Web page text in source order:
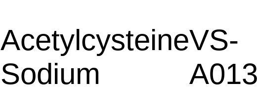
Acetylcysteine
Sodium
VS-